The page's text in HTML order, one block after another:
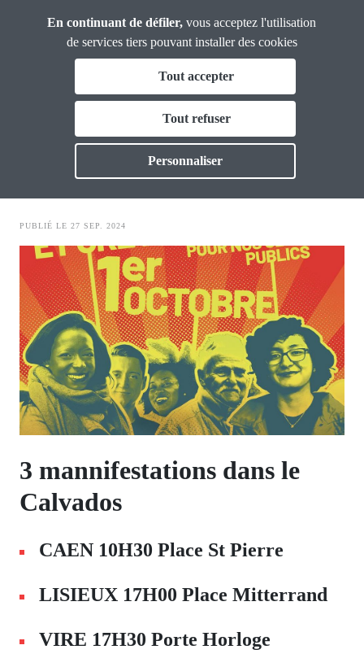
CGT
Calvados
Toggle
Toggle
Thématiques
Le 1er octobre : Grève et
PUBLIÉ LE 27 SEP. 2024
Image
3 mannifestations dans le
Calvados
CAEN 10H30 Place St Pierre
LISIEUX 17H00 Place Mitterrand
VIRE 17H30 Porte Horloge
En continuant de défiler, vous acceptez l'utilisation
de services tiers pouvant installer des cookies
Tout accepter
Tout refuser
Personnaliser